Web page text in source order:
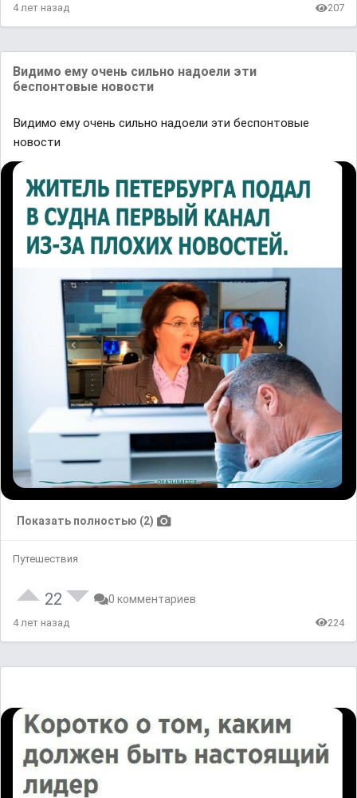
4 лет назад 207
Видимо ему очень сильно надоели эти
беспонтовые новости
Видимо ему очень сильно надоели эти беспонтовые
новости
Показать полностью (2)
Путешествия
22 0 комментариев
4 лет назад 224